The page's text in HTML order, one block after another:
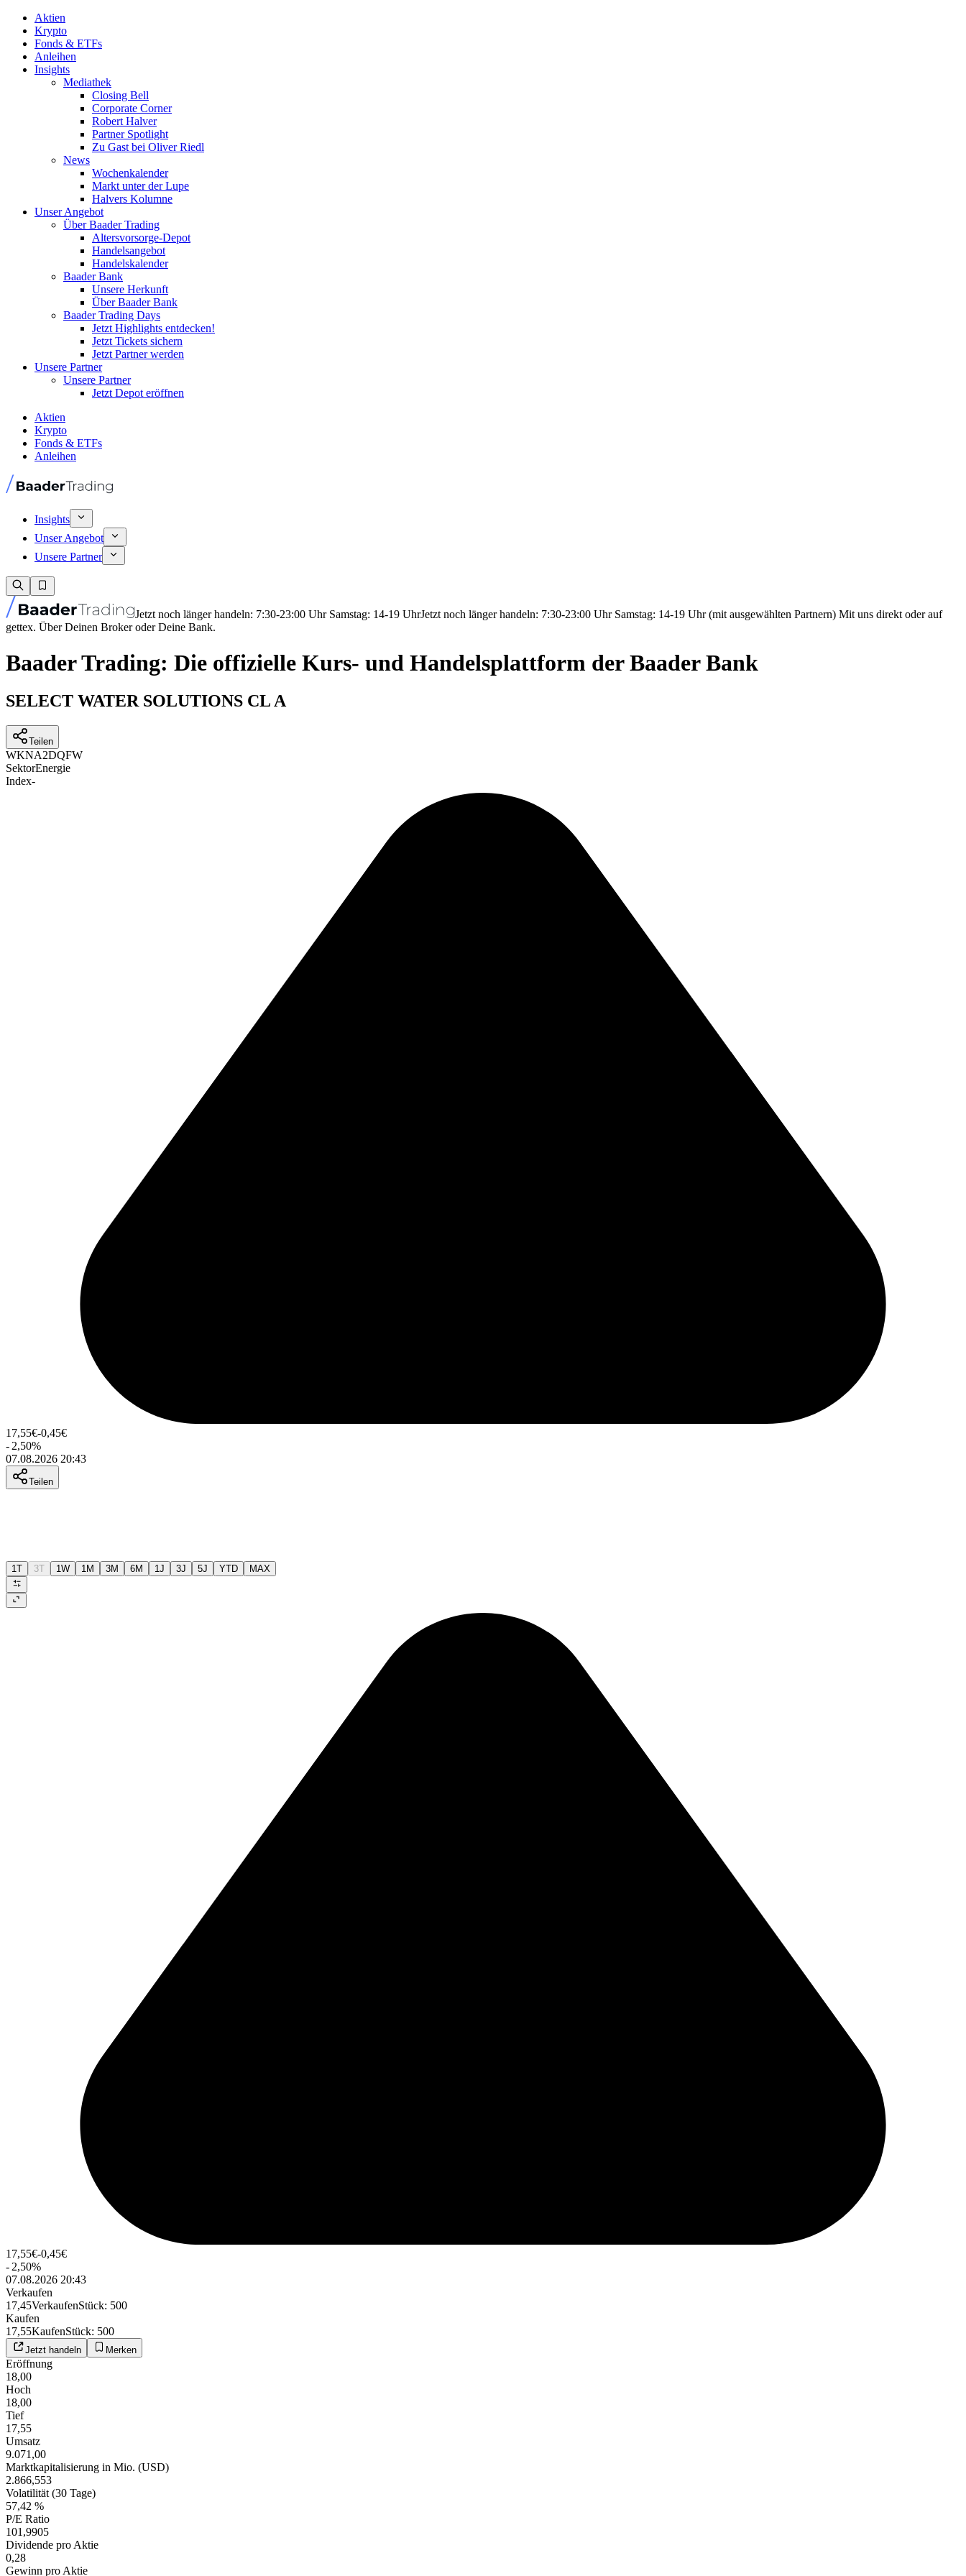
Aktien
Krypto
Fonds & ETFs
Anleihen
Insights
Mediathek
Closing Bell
Corporate Corner
Robert Halver
Partner Spotlight
Zu Gast bei Oliver Riedl
News
Wochenkalender
Markt unter der Lupe
Halvers Kolumne
Unser Angebot
Über Baader Trading
Altersvorsorge-Depot
Handelsangebot
Handelskalender
Baader Bank
Unsere Herkunft
Über Baader Bank
Baader Trading Days
Jetzt Highlights entdecken!
Jetzt Tickets sichern
Jetzt Partner werden
Unsere Partner
Unsere Partner
Jetzt Depot eröffnen
Aktien
Krypto
Fonds & ETFs
Anleihen
Insights
Unser Angebot
Unsere Partner
Jetzt noch länger handeln: 7:30-23:00 Uhr Samstag: 14-19 UhrJetzt noch länger handeln: 7:30-23:00 Uhr Samstag: 14-19 Uhr (mit ausgewählten Partnern) Mit uns direkt oder auf
gettex. Über Deinen Broker oder Deine Bank.
Baader Trading: Die offizielle Kurs- und Handelsplattform der Baader Bank
SELECT WATER SOLUTIONS CL A
Teilen
WKNA2DQFW
SektorEnergie
Index-
17,55€-0,45€
-2,50%
07.08.2026 20:43
Teilen
1T 3T 1W 1M 3M 6M 1J 3J 5J YTD MAX
17,55€-0,45€
- 2,50%
07.08.2026 20:43
Verkaufen
17,45VerkaufenStück: 500
Kaufen
17,55KaufenStück: 500
Jetzt handeln Merken
Eröffnung
18,00
Hoch
18,00
Tief
17,55
Umsatz
9.071,00
Marktkapitalisierung in Mio. (USD)
2.866,553
Volatilität (30 Tage)
57,42 %
P/E Ratio
101,9905
Dividende pro Aktie
0,28
Gewinn pro Aktie